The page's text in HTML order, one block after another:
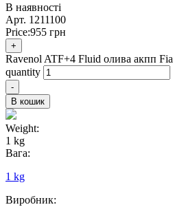
В наявності
Арт. 1211100
Price:955 грн
+
Ravenol ATF+4 Fluid олива акпп
quantity
-
В кошик
Weight:
1 kg
Вага:
1 kg
Виробник: